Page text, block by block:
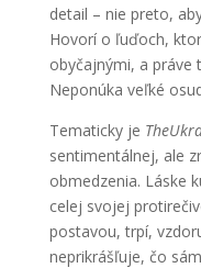
detail – nie preto,
Hovorí o ľuďoch,
obyčajnými, a práve
Neponúka veľké
Tematicky je
sentimentálnej, ale
obmedzenia. Láske
celej svojej
postavou, trpí,
neprikrášľuje, čo